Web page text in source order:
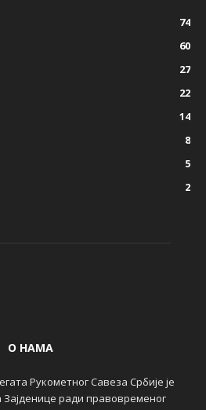
74
60
27
22
14
8
5
2
О НАМА
Рукометног Савеза Србије је
ради правовременог